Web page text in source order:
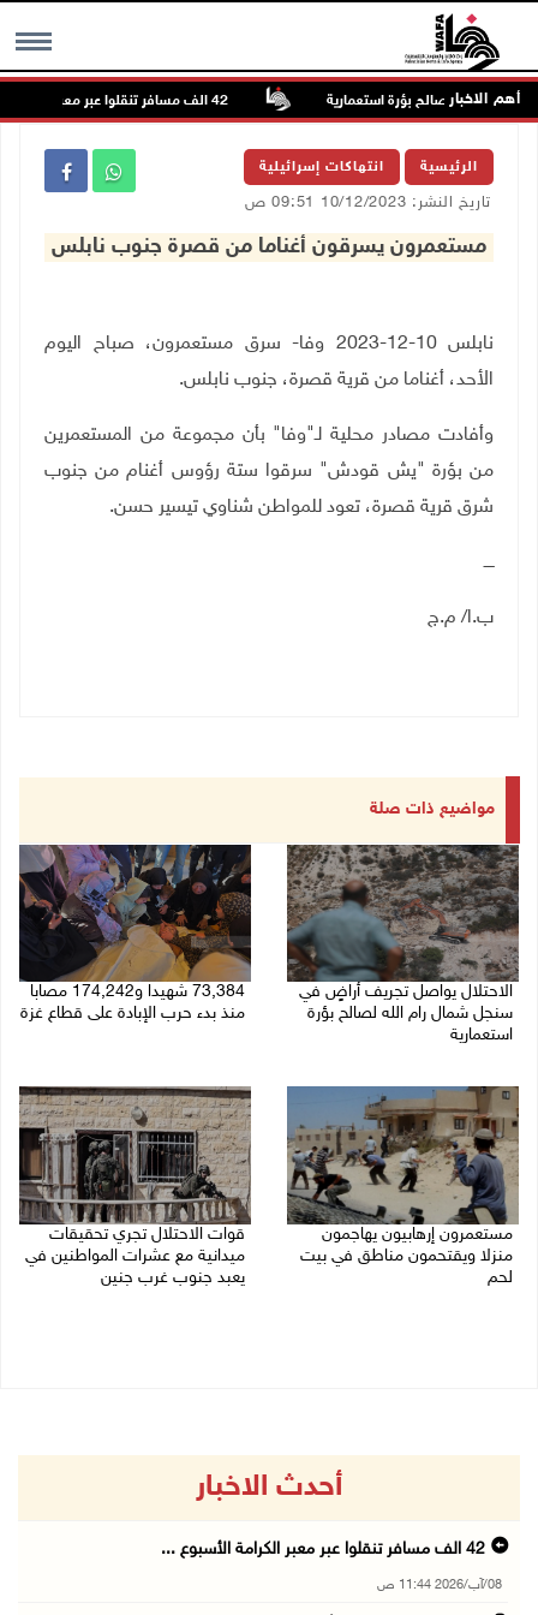
MENU أهم الاخبار
الله لصالح بؤرة استعمارية 42 الف مسافر تنقلوا عبر معبر الكرامة الأسبوع الماضي
الرئيسية انتهاكات إسرائيلية
تاريخ النشر: 10/12/2023 09:51 ص
مستعمرون يسرقون أغناما من قصرة جنوب نابلس
نابلس 10-12-2023 وفا- سرق مستعمرون، صباح اليوم
الأحد، أغناما من قرية قصرة، جنوب نابلس.
وأفادت مصادر محلية لـ"وفا" بأن مجموعة من المستعمرين
من بؤرة "يش قودش" سرقوا ستة رؤوس أغنام من جنوب
شرق قرية قصرة، تعود للمواطن شناوي تيسير حسن.
ــــ
ب.ا/ م.ج
مواضيع ذات صلة
الاحتلال يواصل تجريف أراضٍ في
سنجل شمال رام الله لصالح بؤرة
استعمارية
73,384 شهيدا و174,242 مصابا
منذ بدء حرب الإبادة على قطاع غزة
مستعمرون إرهابيون يهاجمون
منزلا ويقتحمون مناطق في بيت
لحم
قوات الاحتلال تجري تحقيقات
ميدانية مع عشرات المواطنين في
يعبد جنوب غرب جنين
أحدث الاخبار
42 الف مسافر تنقلوا عبر معبر الكرامة الأسبوع ...
08/آب/2026 11:44 ص